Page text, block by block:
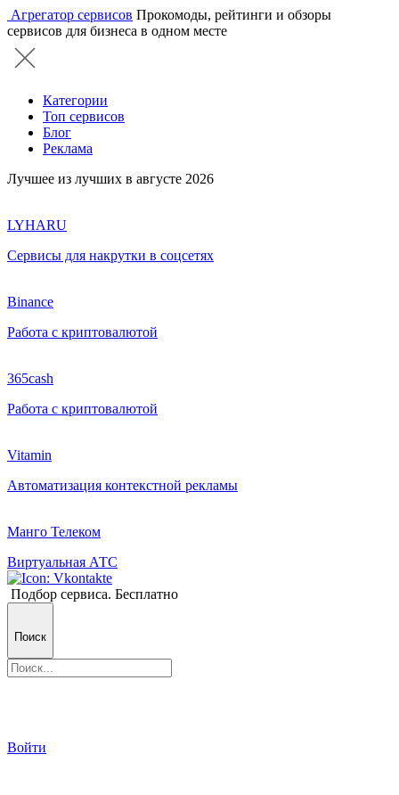
Агрегатор сервисов Прокомоды, рейтинги и обзоры
сервисов для бизнеса в одном месте
Категории
Топ сервисов
Блог
Реклама
Лучшее из лучших в августе 2026
LYHARU
Сервисы для накрутки в соцсетях
Binance
Работа с криптовалютой
365cash
Работа с криптовалютой
Vitamin
Автоматизация контекстной рекламы
Манго Телеком
Виртуальная АТС
Подбор сервиса. Бесплатно
Поиск
Войти